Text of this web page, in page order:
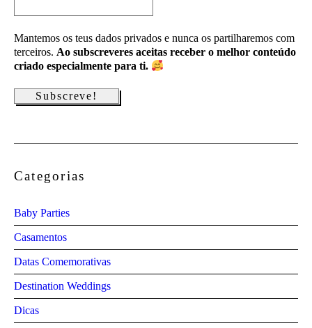
Mantemos os teus dados privados e nunca os partilharemos com
terceiros. Ao subscreveres aceitas receber o melhor conteúdo
criado especialmente para ti.
Categorias
Baby Parties
Casamentos
Datas Comemorativas
Destination Weddings
Dicas